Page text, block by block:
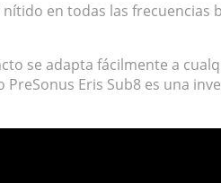
en todas las frecuencias
se adapta fácilmente a
Eris Sub8 es una